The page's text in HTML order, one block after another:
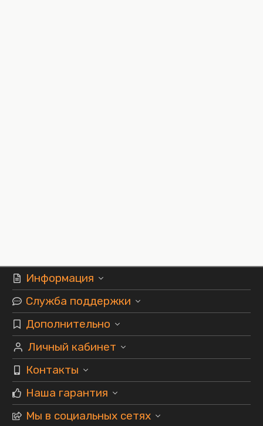
Информация
Служба поддержки
Дополнительно
Личный кабинет
Контакты
Наша гарантия
Мы в социальных сетях